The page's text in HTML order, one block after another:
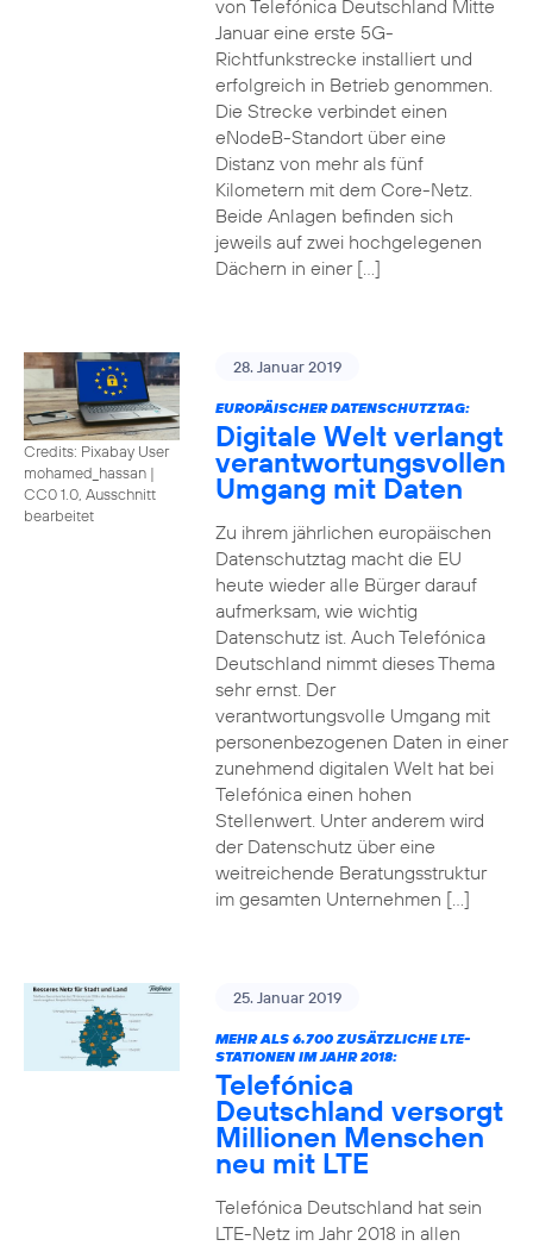
von Telefónica Deutschland Mitte
Januar eine erste 5G-
Richtfunkstrecke installiert und
erfolgreich in Betrieb genommen.
Die Strecke verbindet einen
eNodeB-Standort über eine
Distanz von mehr als fünf
Kilometern mit dem Core-Netz.
Beide Anlagen befinden sich
jeweils auf zwei hochgelegenen
Dächern in einer […]
Credits: Pixabay User
mohamed_hassan |
CC0 1.0, Ausschnitt
bearbeitet
28. Januar 2019
EUROPÄISCHER DATENSCHUTZTAG:
Digitale Welt verlangt
verantwortungsvollen
Umgang mit Daten
Zu ihrem jährlichen europäischen
Datenschutztag macht die EU
heute wieder alle Bürger darauf
aufmerksam, wie wichtig
Datenschutz ist. Auch Telefónica
Deutschland nimmt dieses Thema
sehr ernst. Der
verantwortungsvolle Umgang mit
personenbezogenen Daten in einer
zunehmend digitalen Welt hat bei
Telefónica einen hohen
Stellenwert. Unter anderem wird
der Datenschutz über eine
weitreichende Beratungsstruktur
im gesamten Unternehmen […]
25. Januar 2019
MEHR ALS 6.700 ZUSÄTZLICHE LTE-
STATIONEN IM JAHR 2018:
Telefónica
Deutschland versorgt
Millionen Menschen
neu mit LTE
Telefónica Deutschland hat sein
LTE-Netz im Jahr 2018 in allen